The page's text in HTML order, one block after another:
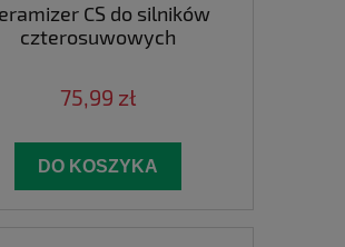
CS do silników
czterosuwowych
75,99 zł
DO KOSZYKA